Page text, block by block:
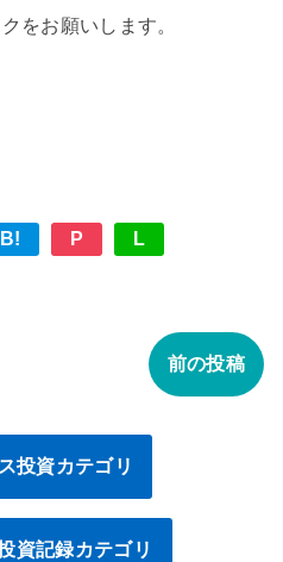
をお願いします。
B! P L
前の投稿
投資カテゴリ
資記録カテゴリ